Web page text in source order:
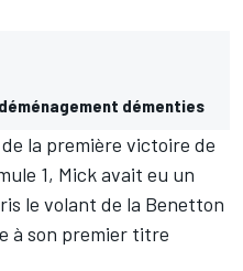
démenties
la première victoire de
1, Mick avait eu un
le volant de la Benetton
à son premier titre